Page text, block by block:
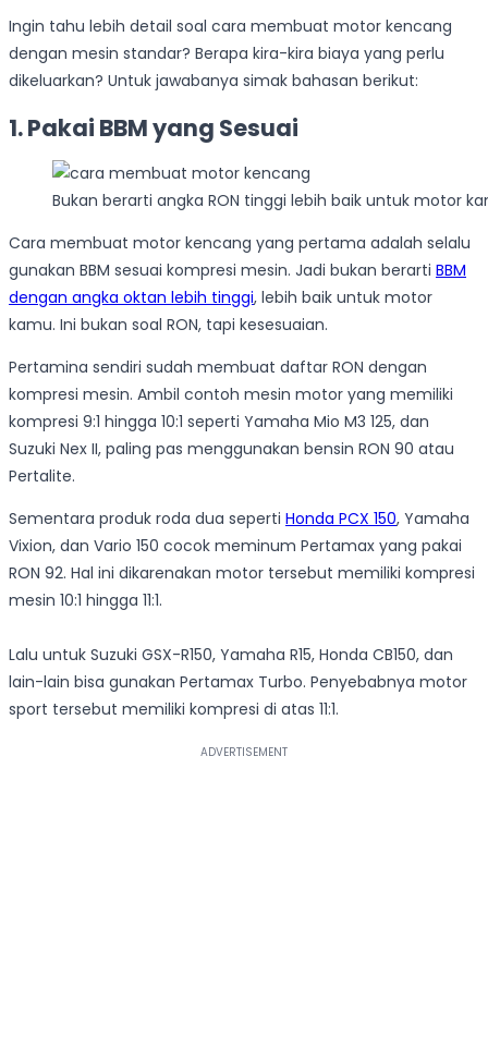
Ingin tahu lebih detail soal cara membuat motor kencang
dengan mesin standar? Berapa kira-kira biaya yang perlu
dikeluarkan? Untuk jawabanya simak bahasan berikut:
1. Pakai BBM yang Sesuai
Bukan berarti angka RON tinggi lebih baik untuk motor
Cara membuat motor kencang yang pertama adalah selalu
gunakan BBM sesuai kompresi mesin. Jadi bukan berarti BBM
dengan angka oktan lebih tinggi, lebih baik untuk motor
kamu. Ini bukan soal RON, tapi kesesuaian.
Pertamina sendiri sudah membuat daftar RON dengan
kompresi mesin. Ambil contoh mesin motor yang memiliki
kompresi 9:1 hingga 10:1 seperti Yamaha Mio M3 125, dan
Suzuki Nex II, paling pas menggunakan bensin RON 90 atau
Pertalite.
Sementara produk roda dua seperti Honda PCX 150, Yamaha
Vixion, dan Vario 150 cocok meminum Pertamax yang pakai
RON 92. Hal ini dikarenakan motor tersebut memiliki kompresi
mesin 10:1 hingga 11:1.
Lalu untuk Suzuki GSX-R150, Yamaha R15, Honda CB150, dan
lain-lain bisa gunakan Pertamax Turbo. Penyebabnya motor
sport tersebut memiliki kompresi di atas 11:1.